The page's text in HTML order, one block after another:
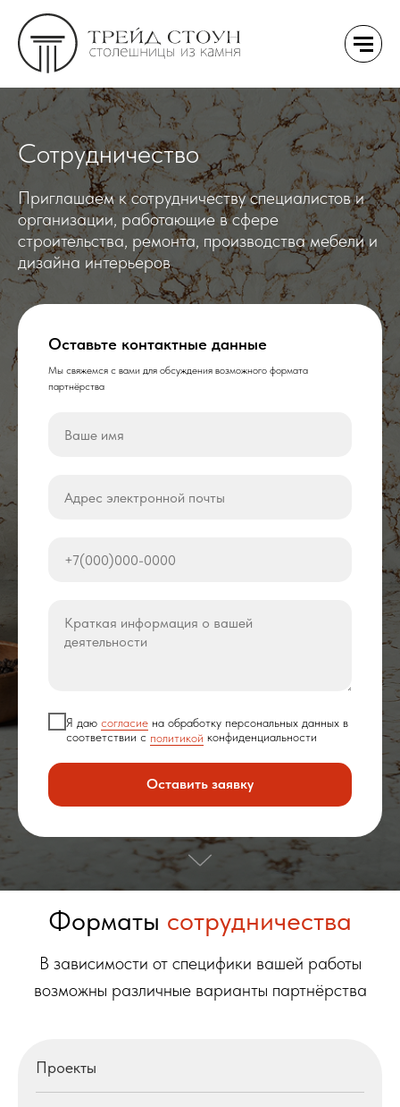
Сотрудничество
Приглашаем к сотрудничеству специалистов и
организации, работающие в сфере
строительства, ремонта, производства мебели и
дизайна интерьеров
Оставьте контактные данные
Мы свяжемся с вами для обсуждения возможного формата
партнёрства
Я даю согласие на обработку персональных данных в
соответствии с политикой конфиденциальности
Оставить заявку
Форматы сотрудничества
В зависимости от специфики вашей работы
возможны различные варианты партнёрства
Проекты